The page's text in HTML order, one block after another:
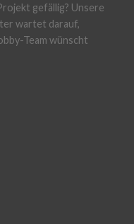
gefällig? Unsere
wartet darauf,
Team wünscht